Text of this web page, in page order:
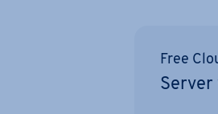
Free